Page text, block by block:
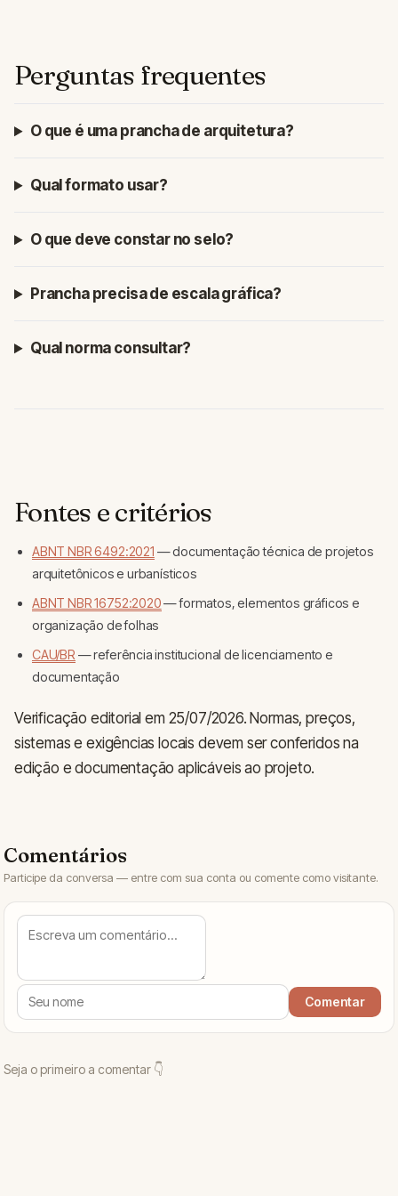
Perguntas frequentes
O que é uma prancha de arquitetura?
Qual formato usar?
O que deve constar no selo?
Prancha precisa de escala gráfica?
Qual norma consultar?
Fontes e critérios
ABNT NBR 6492:2021 — documentação técnica de projetos
arquitetônicos e urbanísticos
ABNT NBR 16752:2020— formatos, elementos gráficos e
organização de folhas
CAU/BR — referência institucional de licenciamento e
documentação
Verificação editorial em 25/07/2026. Normas, preços,
sistemas e exigências locais devem ser conferidos na
edição e documentação aplicáveis ao projeto.